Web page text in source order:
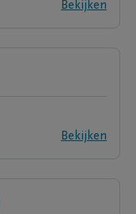
Bekijken
Bekijken